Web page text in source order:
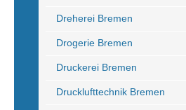
Dreherei Bremen
Drogerie Bremen
Druckerei Bremen
Drucklufttechnik Bremen